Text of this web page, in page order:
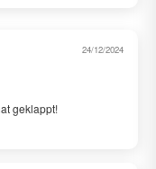
24/12/2024
geklappt!